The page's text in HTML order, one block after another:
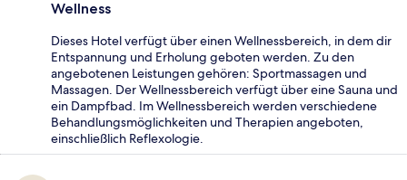
Wellness
Dieses Hotel verfügt über einen Wellnessbereich, in dem dir
Entspannung und Erholung geboten werden. Zu den
angebotenen Leistungen gehören: Sportmassagen und
Massagen. Der Wellnessbereich verfügt über eine Sauna und
ein Dampfbad. Im Wellnessbereich werden verschiedene
Behandlungsmöglichkeiten und Therapien angeboten,
einschließlich Reflexologie.